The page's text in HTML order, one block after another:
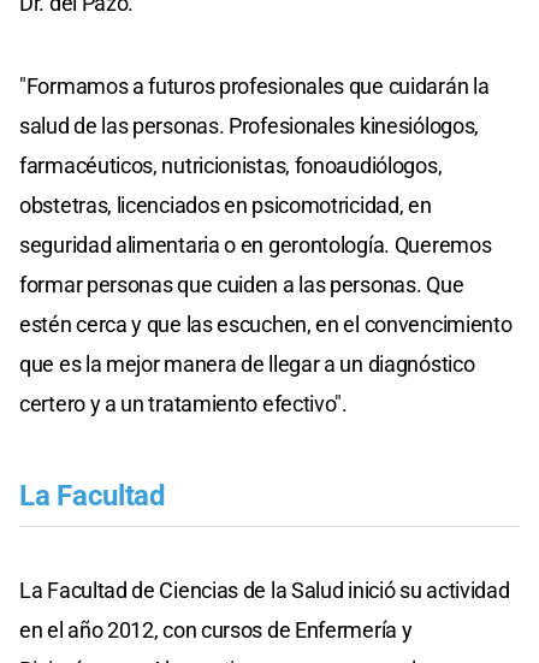
"Formamos a futuros profesionales que cuidarán la
salud de las personas. Profesionales kinesiólogos,
farmacéuticos, nutricionistas, fonoaudiólogos,
obstetras, licenciados en psicomotricidad, en
seguridad alimentaria o en gerontología. Queremos
formar personas que cuiden a las personas. Que
estén cerca y que las escuchen, en el convencimiento
que es la mejor manera de llegar a un diagnóstico
certero y a un tratamiento efectivo".
La Facultad
La Facultad de Ciencias de la Salud inició su actividad
en el año 2012, con cursos de Enfermería y